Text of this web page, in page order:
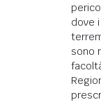
dove i
sono